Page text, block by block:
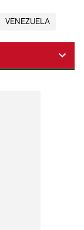
VENEZUELA